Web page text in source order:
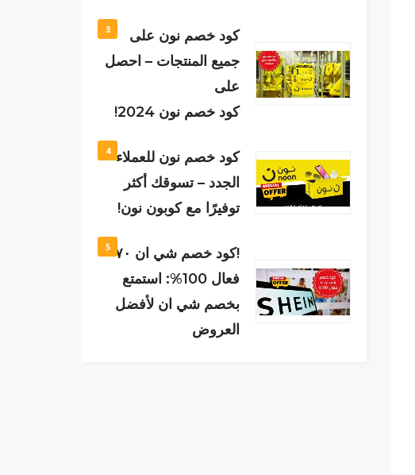
3
كود خصم نون على
جميع المنتجات – احصل
على
كود خصم نون 2024!
4 كود خصم نون للعملاء
الجدد – تسوقك أكثر
توفيرًا مع كوبون نون!
5 !كود خصم شي ان ٧٠
فعال 100%: استمتع
بخصم شي ان لأفضل
العروض